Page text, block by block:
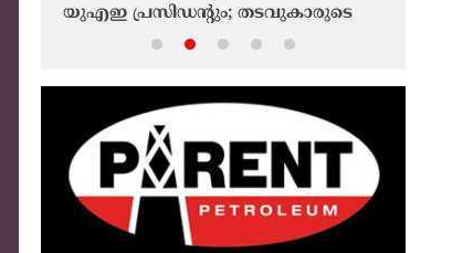
യുഎഇ പ്രസിഡന്റും; തടവുകാരുടെ
കൈമാറ്റത്തിൽ നന്ദിയറിയിച്ച് റഷ്യ